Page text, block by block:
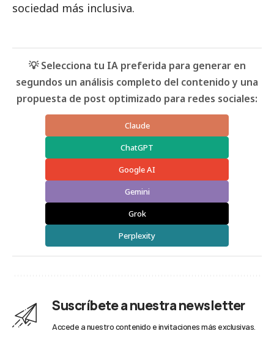
sociedad más inclusiva.
💡 Selecciona tu IA preferida para generar en
segundos un análisis completo del contenido y una
propuesta de post optimizado para redes sociales:
Claude
ChatGPT
Google AI
Gemini
Grok
Perplexity
Suscríbete a nuestra newsletter
Accede a nuestro contenido e invitaciones más exclusivas.